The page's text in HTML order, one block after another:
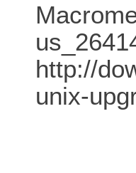
http://
unix-